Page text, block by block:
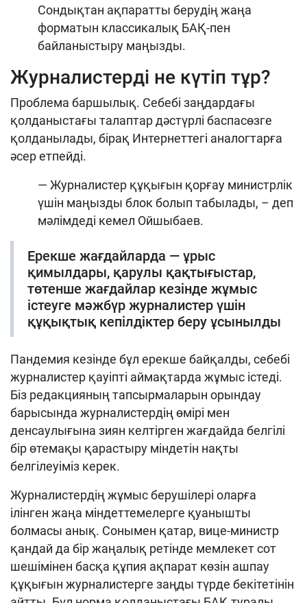
Сондықтан ақпаратты берудің жаңа
форматын классикалық БАҚ-пен
байланыстыру маңызды.
Журналистерді не күтіп тұр?
Проблема баршылық. Себебі заңдардағы
қолданыстағы талаптар дәстүрлі баспасөзге
қолданылады, бірақ Интернеттегі аналогтарға
әсер етпейді.
— Журналистер құқығын қорғау министрлік
үшін маңызды блок болып табылады, – деп
мәлімдеді кемел Ойшыбаев.
Ерекше жағдайларда — ұрыс
қимылдары, қарулы қақтығыстар,
төтенше жағдайлар кезінде жұмыс
істеуге мәжбүр журналистер үшін
құқықтық кепілдіктер беру ұсынылды
Пандемия кезінде бұл ерекше байқалды, себебі
журналистер қауіпті аймақтарда жұмыс істеді.
Біз редакцияның тапсырмаларын орындау
барысында журналистердің өмірі мен
денсаулығына зиян келтірген жағдайда белгілі
бір өтемақы қарастыру міндетін нақты
белгілеуіміз керек.
Журналистердің жұмыс берушілері оларға
ілінген жаңа міндеттемелерге қуанышты
болмасы анық. Сонымен қатар, вице-министр
қандай да бір жаңалық ретінде мемлекет сот
шешімінен басқа құпия ақпарат көзін ашпау
құқығын журналистерге заңды түрде бекітетінін